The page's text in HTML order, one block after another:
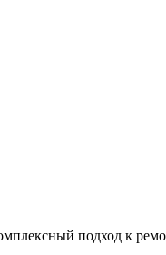
подход к